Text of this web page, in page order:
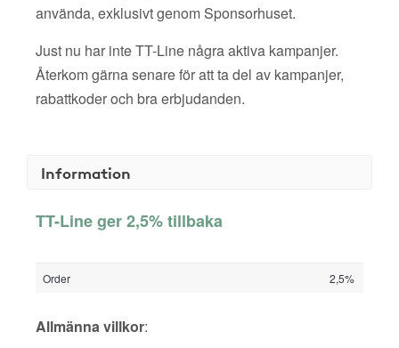
använda, exklusivt genom Sponsorhuset.
Just nu har inte TT-Line några aktiva kampanjer.
Återkom gärna senare för att ta del av kampanjer,
rabattkoder och bra erbjudanden.
Information
TT-Line ger 2,5% tillbaka
Order 2,5%
Allmänna villkor: